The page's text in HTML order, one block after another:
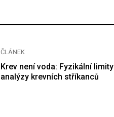
ČLÁNEK
Krev není voda: Fyzikální limity
analýzy krevních stříkanců